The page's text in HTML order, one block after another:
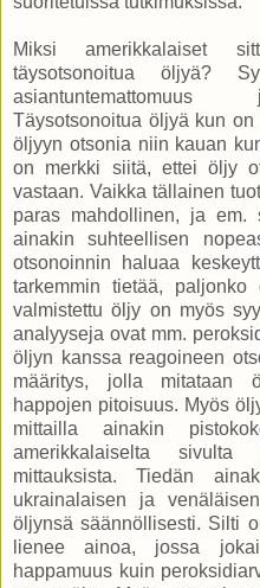
Miksi amerikkalaiset
täysotsonoitua öljyä?
asiantuntemattomuus
Täysotsonoitua öljyä kun
öljyyn otsonia niin kauan
on merkki siitä, ettei öljy
vastaan. Vaikka tällainen
paras mahdollinen, ja
ainakin suhteellisen
otsonoinnin haluaa
tarkemmin tietää,
valmistettu öljy on myös
analyyseja ovat mm.
öljyn kanssa reagoineen
määritys, jolla mitataan
happojen pitoisuus. Myös
mittailla ainakin
amerikkalaiselta
mittauksista. Tiedän
ukrainalaisen ja
öljynsä säännöllisesti. Silti
lienee ainoa, jossa
happamuus kuin